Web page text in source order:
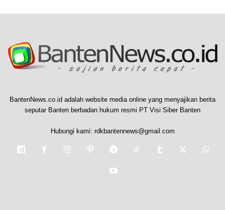
BantenNews.co.id adalah website media online yang menyajikan berita
seputar Banten berbadan hukum resmi PT Visi Siber Banten
Hubungi kami: rdkbantennews@gmail.com